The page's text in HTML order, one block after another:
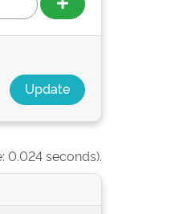
0.024 seconds).